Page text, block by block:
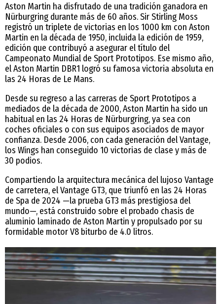
Aston Martin ha disfrutado de una tradición ganadora en
Nürburgring durante más de 60 años. Sir Stirling Moss
registró un triplete de victorias en los 1000 km con Aston
Martin en la década de 1950, incluida la edición de 1959,
edición que contribuyó a asegurar el título del
Campeonato Mundial de Sport Prototipos. Ese mismo año,
el Aston Martin DBR1 logró su famosa victoria absoluta en
las 24 Horas de Le Mans.
Desde su regreso a las carreras de Sport Prototipos a
mediados de la década de 2000, Aston Martin ha sido un
habitual en las 24 Horas de Nürburgring, ya sea con
coches oficiales o con sus equipos asociados de mayor
confianza. Desde 2006, con cada generación del Vantage,
los Wings han conseguido 10 victorias de clase y más de
30 podios.
Compartiendo la arquitectura mecánica del lujoso Vantage
de carretera, el Vantage GT3, que triunfó en las 24 Horas
de Spa de 2024 —la prueba GT3 más prestigiosa del
mundo—, está construido sobre el probado chasis de
aluminio laminado de Aston Martin y propulsado por su
formidable motor V8 biturbo de 4.0 litros.